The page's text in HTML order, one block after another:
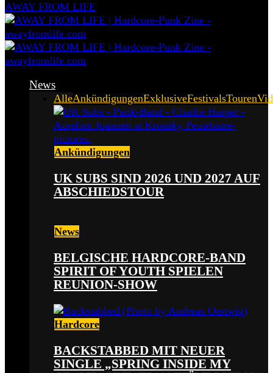
AWAY FROM LIFE
News
AlleAnkündigungenExklusiveFestivalsTouren
Ankündigungen
UK SUBS SIND 2026 UND 2027 AUF
ABSCHIEDSTOUR
News
BELGISCHE HARDCORE-BAND
SPIRIT OF YOUTH SPIELEN
REUNION-SHOW
Hardcore
BACKSTABBED MIT NEUER
SINGLE „SPRING INSIDE MY